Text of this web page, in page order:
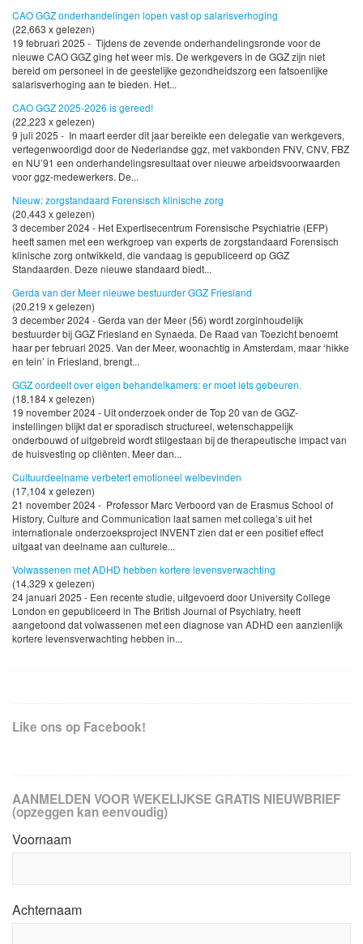
CAO GGZ onderhandelingen lopen vast op salarisverhoging
(22,663 x gelezen)
19 februari 2025 - Tijdens de zevende onderhandelingsronde voor de
nieuwe CAO GGZ ging het weer mis. De werkgevers in de GGZ zijn niet
bereid om personeel in de geestelijke gezondheidszorg een fatsoenlijke
salarisverhoging aan te bieden. Het...
CAO GGZ 2025-2026 is gereed!
(22,223 x gelezen)
9 juli 2025 - In maart eerder dit jaar bereikte een delegatie van werkgevers,
vertegenwoordigd door de Nederlandse ggz, met vakbonden FNV, CNV, FBZ
en NU’91 een onderhandelingsresultaat over nieuwe arbeidsvoorwaarden
voor ggz-medewerkers. De...
Nieuw: zorgstandaard Forensisch klinische zorg
(20,443 x gelezen)
3 december 2024 - Het Expertisecentrum Forensische Psychiatrie (EFP)
heeft samen met een werkgroep van experts de zorgstandaard Forensisch
klinische zorg ontwikkeld, die vandaag is gepubliceerd op GGZ
Standaarden. Deze nieuwe standaard biedt...
Gerda van der Meer nieuwe bestuurder GGZ Friesland
(20,219 x gelezen)
3 december 2024 - Gerda van der Meer (56) wordt zorginhoudelijk
bestuurder bij GGZ Friesland en Synaeda. De Raad van Toezicht benoemt
haar per februari 2025. Van der Meer, woonachtig in Amsterdam, maar ‘hikke
en tein’ in Friesland, brengt...
GGZ oordeelt over eigen behandelkamers: er moet iets gebeuren.
(18,184 x gelezen)
19 november 2024 - Uit onderzoek onder de Top 20 van de GGZ-
instellingen blijkt dat er sporadisch structureel, wetenschappelijk
onderbouwd of uitgebreid wordt stilgestaan bij de therapeutische impact van
de huisvesting op cliënten. Meer dan...
Cultuurdeelname verbetert emotioneel welbevinden
(17,104 x gelezen)
21 november 2024 - Professor Marc Verboord van de Erasmus School of
History, Culture and Communication laat samen met collega’s uit het
internationale onderzoeksproject INVENT zien dat er een positief effect
uitgaat van deelname aan culturele...
Volwassenen met ADHD hebben kortere levensverwachting
(14,329 x gelezen)
24 januari 2025 - Een recente studie, uitgevoerd door University College
London en gepubliceerd in The British Journal of Psychiatry, heeft
aangetoond dat volwassenen met een diagnose van ADHD een aanzienlijk
kortere levensverwachting hebben in...
Like ons op Facebook!
AANMELDEN VOOR WEKELIJKSE GRATIS NIEUWBRIEF
(opzeggen kan eenvoudig)
Voornaam
Achternaam